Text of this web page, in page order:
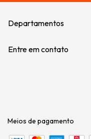
Departamentos
Entre em contato
Meios de pagamento